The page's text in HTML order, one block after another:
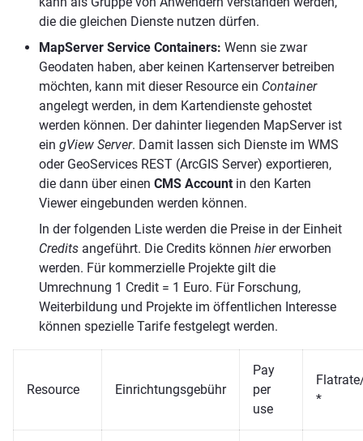
die die gleichen Dienste nutzen dürfen.
MapServer Service Containers: Wenn sie zwar
Geodaten haben, aber keinen Kartenserver betreiben
möchten, kann mit dieser Resource ein Container
angelegt werden, in dem Kartendienste gehostet
werden können. Der dahinter liegenden MapServer ist
ein gView Server. Damit lassen sich Dienste im WMS
oder GeoServices REST (ArcGIS Server) exportieren,
die dann über einen CMS Account in den Karten
Viewer eingebunden werden können.
In der folgenden Liste werden die Preise in der Einheit
Credits angeführt. Die Credits können hiererworben
werden. Für kommerzielle Projekte gilt die
Umrechnung 1 Credit = 1 Euro. Für Forschung,
Weiterbildung und Projekte im öffentlichen Interesse
können spezielle Tarife festgelegt werden.
Resource Einrichtungsgebühr
Pay
per
use
*